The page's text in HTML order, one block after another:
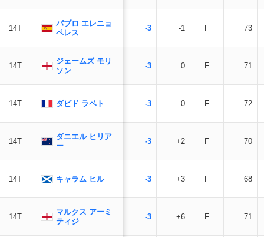
14T
パブロ エレニョ
ペレス
14T
ジェームズ モリ
ソン
14T ダビド ラベト
14T
ダニエル ヒリア
ー
14T キャラム ヒル
14T
マルクス アーミ
ティジ
-3 -1 F 73
-3 0 F 71
-3 0 F 72
-3 +2 F 70
-3 +3 F 68
-3 +6 F 71